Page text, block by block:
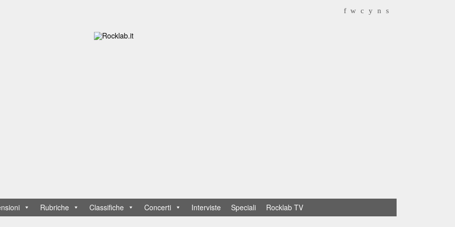
f w c y n s
Rubriche Classifiche Concerti Interviste Speciali Rocklab TV